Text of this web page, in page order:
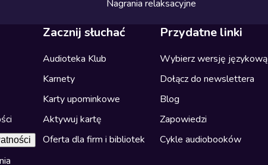
Nagrania relaksacyjne
Zacznij słuchać
Audioteka Klub
Karnety
Karty upominkowe
Aktywuj kartę
Oferta dla firm i bibliotek
Przydatne linki
Wybierz wersję językową
Dołącz do newslettera
Blog
Zapowiedzi
Cykle audiobooków